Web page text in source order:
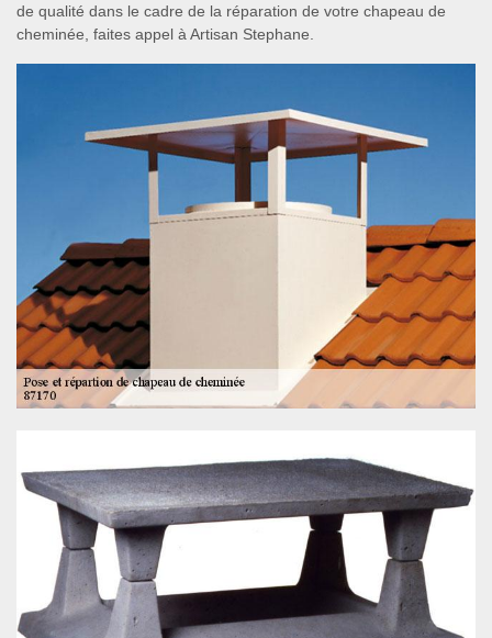
de qualité dans le cadre de la réparation de votre chapeau de
cheminée, faites appel à Artisan Stephane.